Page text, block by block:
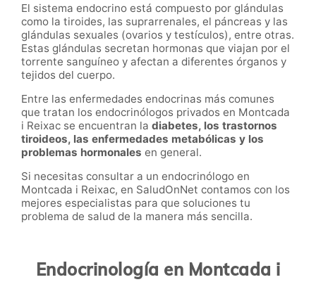
El sistema endocrino está compuesto por glándulas
como la tiroides, las suprarrenales, el páncreas y las
glándulas sexuales (ovarios y testículos), entre otras.
Estas glándulas secretan hormonas que viajan por el
torrente sanguíneo y afectan a diferentes órganos y
tejidos del cuerpo.
Entre las enfermedades endocrinas más comunes
que tratan los endocrinólogos privados en Montcada
i Reixac se encuentran la diabetes, los trastornos
tiroideos, las enfermedades metabólicas y los
problemas hormonales en general.
Si necesitas consultar a un endocrinólogo en
Montcada i Reixac, en SaludOnNet contamos con los
mejores especialistas para que soluciones tu
problema de salud de la manera más sencilla.
Endocrinología en Montcada i